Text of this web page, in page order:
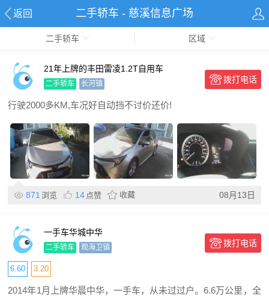
返回 二手轿车 - 慈溪信息广场
二手轿车 区域
21年上牌的丰田雷凌1.2T自用车
二手轿车 长河镇 拨打电话
行驶2000多KM,车况好自动挡不讨价还价!
871 浏览 14 点赞 收藏 08月13日
一手车华城中华
二手轿车 观海卫镇 拨打电话
6.60 3.20
2014年1月上牌华晨中华，一手车，从未过过户。6.6万公里，全